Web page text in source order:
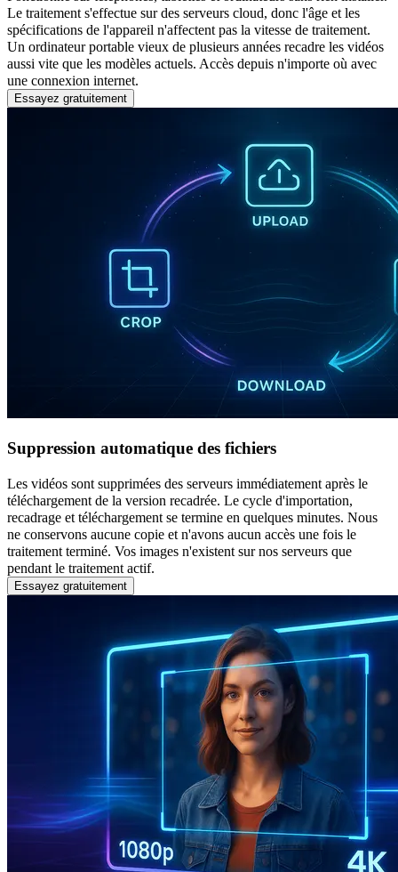
Le traitement s'effectue sur des serveurs cloud, donc l'âge et les
spécifications de l'appareil n'affectent pas la vitesse de traitement.
Un ordinateur portable vieux de plusieurs années recadre les vidéos
aussi vite que les modèles actuels. Accès depuis n'importe où avec
une connexion internet.
Essayez gratuitement
Suppression automatique des fichiers
Les vidéos sont supprimées des serveurs immédiatement après le
téléchargement de la version recadrée. Le cycle d'importation,
recadrage et téléchargement se termine en quelques minutes. Nous
ne conservons aucune copie et n'avons aucun accès une fois le
traitement terminé. Vos images n'existent sur nos serveurs que
pendant le traitement actif.
Essayez gratuitement